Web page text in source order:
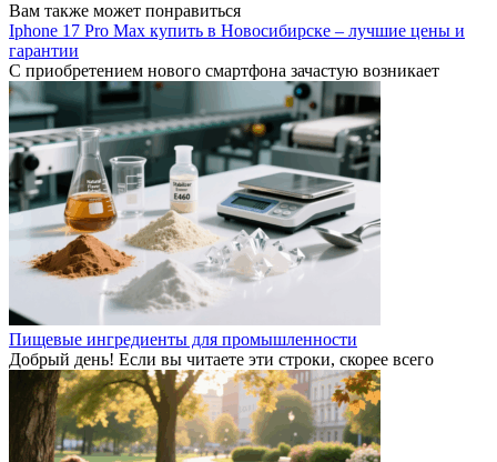
Вам также может понравиться
Iphone 17 Pro Max купить в Новосибирске – лучшие цены и
гарантии
С приобретением нового смартфона зачастую возникает
Пищевые ингредиенты для промышленности
Добрый день! Если вы читаете эти строки, скорее всего